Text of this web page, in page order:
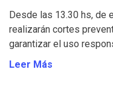
Desde las 13.30 hs, de
realizarán cortes
garantizar el uso
Leer Más